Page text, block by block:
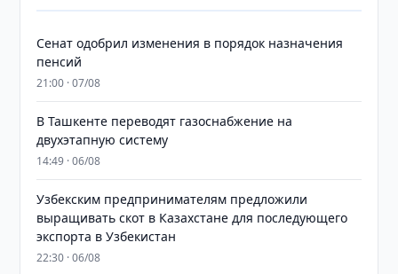
Сенат одобрил изменения в порядок назначения
пенсий
21:00 · 07/08
В Ташкенте переводят газоснабжение на
двухэтапную систему
14:49 · 06/08
Узбекским предпринимателям предложили
выращивать скот в Казахстане для последующего
экспорта в Узбекистан
22:30 · 06/08